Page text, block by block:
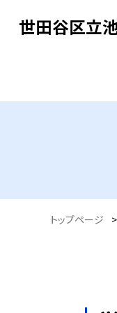
世田谷区立
トップページ >